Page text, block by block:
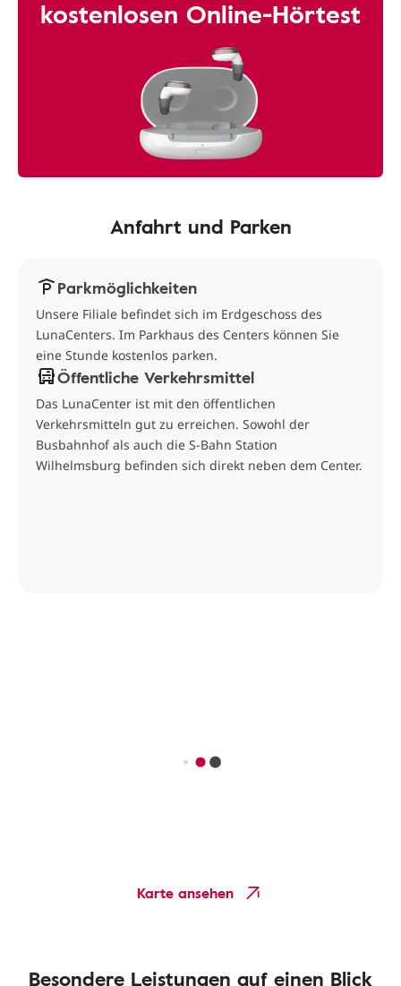
kostenlosen Online-Hörtest
Anfahrt und Parken
Parkmöglichkeiten
Unsere Filiale befindet sich im Erdgeschoss des
LunaCenters. Im Parkhaus des Centers können Sie
eine Stunde kostenlos parken.
Öffentliche Verkehrsmittel
Das LunaCenter ist mit den öffentlichen
Verkehrsmitteln gut zu erreichen. Sowohl der
Busbahnhof als auch die S-Bahn Station
Wilhelmsburg befinden sich direkt neben dem Center.
Karte ansehen
Besondere Leistungen auf einen Blick